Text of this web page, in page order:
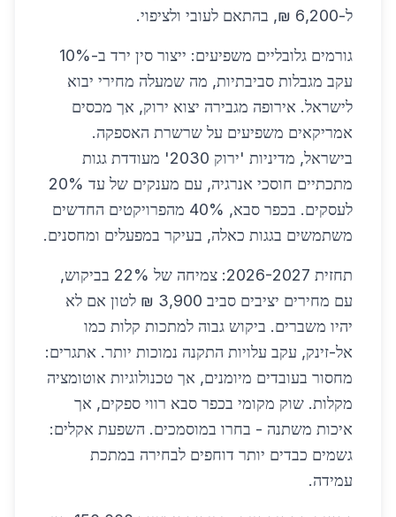
ל-6,200 ₪, בהתאם לעובי ולציפוי.
גורמים גלובליים משפיעים: ייצור סין ירד ב-10%
עקב מגבלות סביבתיות, מה שמעלה מחירי יבוא
לישראל. אירופה מגבירה יצוא ירוק, אך מכסים
אמריקאים משפיעים על שרשרת האספקה.
בישראל, מדיניות 'ירוק 2030' מעודדת גגות
מתכתיים חוסכי אנרגיה, עם מענקים של עד 20%
לעסקים. בכפר סבא, 40% מהפרויקטים החדשים
משתמשים בגגות כאלה, בעיקר במפעלים ומחסנים.
תחזית 2026-2027: צמיחה של 22% בביקוש,
עם מחירים יציבים סביב 3,900 ₪ לטון אם לא
יהיו משברים. ביקוש גבוה למתכות קלות כמו
אל-זינק, עקב עלויות התקנה נמוכות יותר. אתגרים:
מחסור בעובדים מיומנים, אך טכנולוגיות אוטומציה
מקלות. שוק מקומי בכפר סבא רווי ספקים, אך
איכות משתנה - בחרו במוסמכים. השפעת אקלים:
גשמים כבדים יותר דוחפים לבחירה במתכת
עמידה.